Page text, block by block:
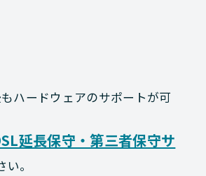
ハードウェアのサポートが可
延長保守・第三者保守サ
。